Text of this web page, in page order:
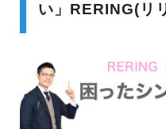
い」RERING(リ